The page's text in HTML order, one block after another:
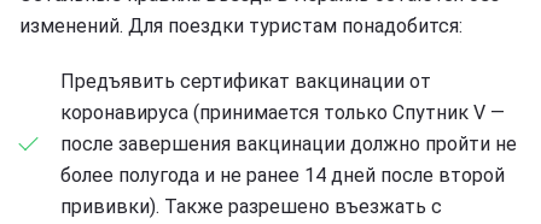
изменений. Для поездки туристам понадобится:
Предъявить сертификат вакцинации от
коронавируса (принимается только Спутник V —
после завершения вакцинации должно пройти не
более полугода и не ранее 14 дней после второй
прививки). Также разрешено въезжать с